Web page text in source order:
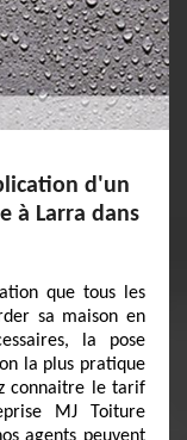
d'un
à Larra dans
que tous les
sa maison en
la pose
la plus pratique
connaitre le tarif
MJ Toiture